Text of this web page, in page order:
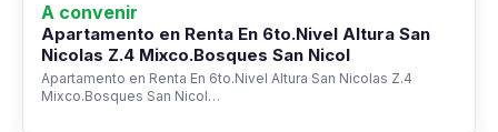
A convenir
Apartamento en Renta En 6to.Nivel Altura San
Nicolas Z.4 Mixco.Bosques San Nicol
Apartamento en Renta En 6to.Nivel Altura San Nicolas Z.4
Mixco.Bosques San Nicol…